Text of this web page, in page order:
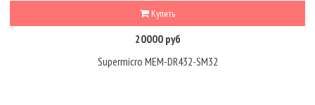
Купить
20000 руб
Supermicro MEM-DR432-SM32